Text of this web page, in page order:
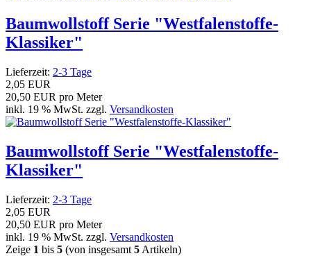
Baumwollstoff Serie "Westfalenstoffe-
Klassiker"
Lieferzeit: 2-3 Tage
2,05 EUR
20,50 EUR pro Meter
inkl. 19 % MwSt. zzgl. Versandkosten
Baumwollstoff Serie "Westfalenstoffe-
Klassiker"
Lieferzeit: 2-3 Tage
2,05 EUR
20,50 EUR pro Meter
inkl. 19 % MwSt. zzgl. Versandkosten
Zeige 1 bis 5 (von insgesamt 5 Artikeln)